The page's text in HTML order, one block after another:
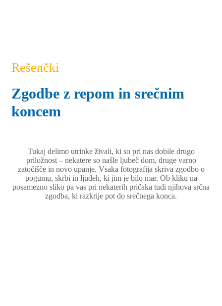
Rešenčki
Zgodbe z repom in srečnim
koncem
Tukaj delimo utrinke živali, ki so pri nas dobile drugo
priložnost – nekatere so našle ljubeč dom, druge varno
zatočišče in novo upanje. Vsaka fotografija skriva zgodbo o
pogumu, skrbi in ljudeh, ki jim je bilo mar. Ob kliku na
posamezno sliko pa vas pri nekaterih pričaka tudi njihova srčna
zgodba, ki razkrije pot do srečnega konca.